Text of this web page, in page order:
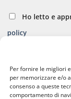
Per fornire le migliori
per memorizzare e/o
consenso a queste
comportamento di
Ho letto e
policy